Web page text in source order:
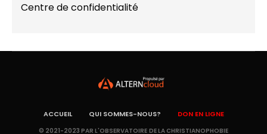
Centre de confidentialité
ACCUEIL QUI SOMMES-NOUS? DON EN LIGNE
© 2021-2023 PAR L'OBSERVATOIRE DE LA CHRISTIANOPHOBIE